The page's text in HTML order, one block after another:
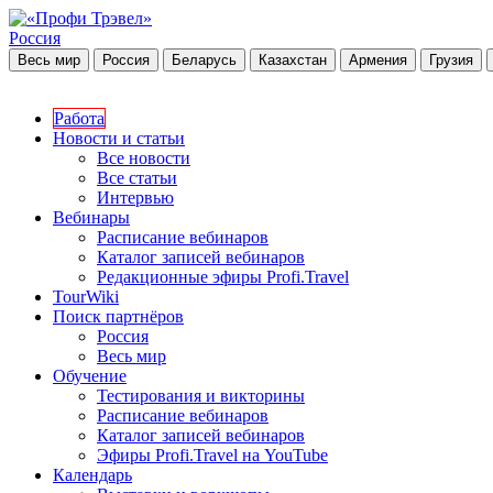
Россия
Весь мир Россия Беларусь Казахстан Армения Грузия
Работа
Новости и статьи
Все новости
Все статьи
Интервью
Вебинары
Расписание вебинаров
Каталог записей вебинаров
Редакционные эфиры Profi.Travel
TourWiki
Поиск партнёров
Россия
Весь мир
Обучение
Тестирования и викторины
Расписание вебинаров
Каталог записей вебинаров
Эфиры Profi.Travel на YouTube
Календарь